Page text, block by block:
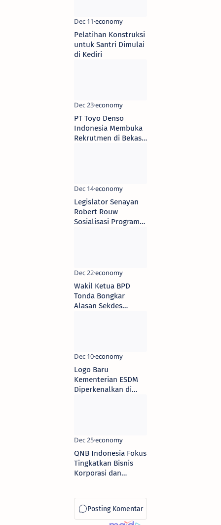
Pelatihan Konstruksi
untuk Santri Dimulai
di Kediri
PT Toyo Denso
Indonesia Membuka
Rekrutmen di Bekasi,
Legislator Senayan
Robert Rouw
Sosialisasi Program
Wakil Ketua BPD
Tonda Bongkar
Alasan Sekdes
Logo Baru
Kementerian ESDM
Diperkenalkan di
QNB Indonesia Fokus
Tingkatkan Bisnis
Korporasi dan